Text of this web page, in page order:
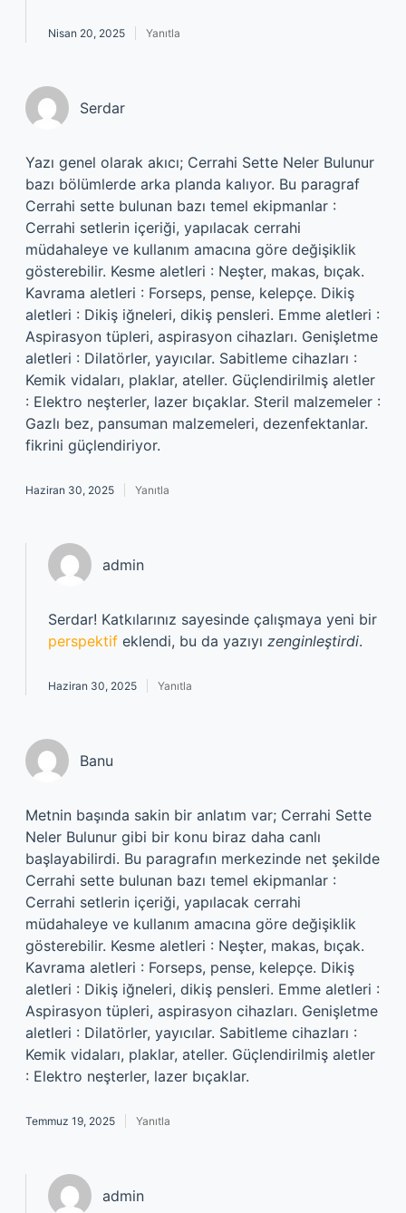
Nisan 20, 2025 Yanıtla
Serdar
Yazı genel olarak akıcı; Cerrahi Sette Neler Bulunur
bazı bölümlerde arka planda kalıyor. Bu paragraf
Cerrahi sette bulunan bazı temel ekipmanlar :
Cerrahi setlerin içeriği, yapılacak cerrahi
müdahaleye ve kullanım amacına göre değişiklik
gösterebilir. Kesme aletleri : Neşter, makas, bıçak.
Kavrama aletleri : Forseps, pense, kelepçe. Dikiş
aletleri : Dikiş iğneleri, dikiş pensleri. Emme aletleri :
Aspirasyon tüpleri, aspirasyon cihazları. Genişletme
aletleri : Dilatörler, yayıcılar. Sabitleme cihazları :
Kemik vidaları, plaklar, ateller. Güçlendirilmiş aletler
: Elektro neşterler, lazer bıçaklar. Steril malzemeler :
Gazlı bez, pansuman malzemeleri, dezenfektanlar.
fikrini güçlendiriyor.
Haziran 30, 2025 Yanıtla
admin
Serdar! Katkılarınız sayesinde çalışmaya yeni bir
perspektif eklendi, bu da yazıyı zenginleştirdi.
Haziran 30, 2025 Yanıtla
Banu
Metnin başında sakin bir anlatım var; Cerrahi Sette
Neler Bulunur gibi bir konu biraz daha canlı
başlayabilirdi. Bu paragrafın merkezinde net şekilde
Cerrahi sette bulunan bazı temel ekipmanlar :
Cerrahi setlerin içeriği, yapılacak cerrahi
müdahaleye ve kullanım amacına göre değişiklik
gösterebilir. Kesme aletleri : Neşter, makas, bıçak.
Kavrama aletleri : Forseps, pense, kelepçe. Dikiş
aletleri : Dikiş iğneleri, dikiş pensleri. Emme aletleri :
Aspirasyon tüpleri, aspirasyon cihazları. Genişletme
aletleri : Dilatörler, yayıcılar. Sabitleme cihazları :
Kemik vidaları, plaklar, ateller. Güçlendirilmiş aletler
: Elektro neşterler, lazer bıçaklar.
Temmuz 19, 2025 Yanıtla
admin